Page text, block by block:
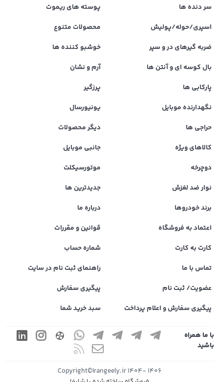
سر دنده ها
پوسته های ریموت
اسپری/حوله/پولیش
محصولات متنوع
ضربه گیرهای در و سپر
خوشبو کننده ها
بال کوسه ای و آنتن ها
آرم و نشان
پارکابی ها
پرزگیر
نگهدارنده موبایل
یونیورسال
حراجی ها
دیگر محصولات
کالاهای ویژه
جانبی موبایل
دوچرخه
موتورسیکلت
نوار ضد لغزش
جدیدترین ها
برند خودروها
درباره ما
اعتماد به فروشگاه
قوانین و مقررات
کارت به کارت
شماره حساب
تماس با ما
راهنمای ثبت نام در سایت
عضویت/ ثبت نام
پیگیری سفارش
پیگیری سفارش و اعلام پرداخت
سبد خرید شما
با ما همراه
باشید
1406 -1404 Copyright©Irangeely.ir